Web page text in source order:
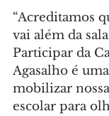
“Acreditamos
vai além da
Participar da
Agasalho é
mobilizar
escolar para